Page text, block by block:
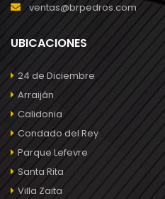
ventas@brpedros.com
UBICACIONES
24 de Diciembre
Arraiján
Calidonia
Condado del Rey
Parque Lefevre
Santa Rita
Villa Zaita